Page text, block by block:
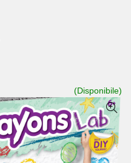
(Disponibile)